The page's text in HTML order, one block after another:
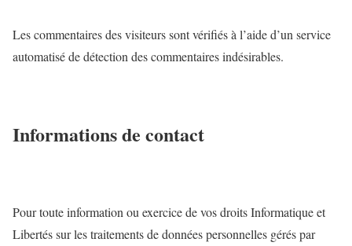
Les commentaires des visiteurs sont vérifiés à l’aide d’un service
automatisé de détection des commentaires indésirables.
Informations de contact
Pour toute information ou exercice de vos droits Informatique et
Libertés sur les traitements de données personnelles gérés par